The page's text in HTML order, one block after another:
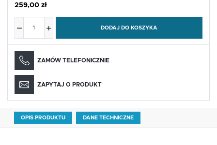
259,00 zł
DODAJ DO KOSZYKA
ZAMÓW TELEFONICZNIE
ZAPYTAJ O PRODUKT
OPIS PRODUKTU DANE TECHNICZNE